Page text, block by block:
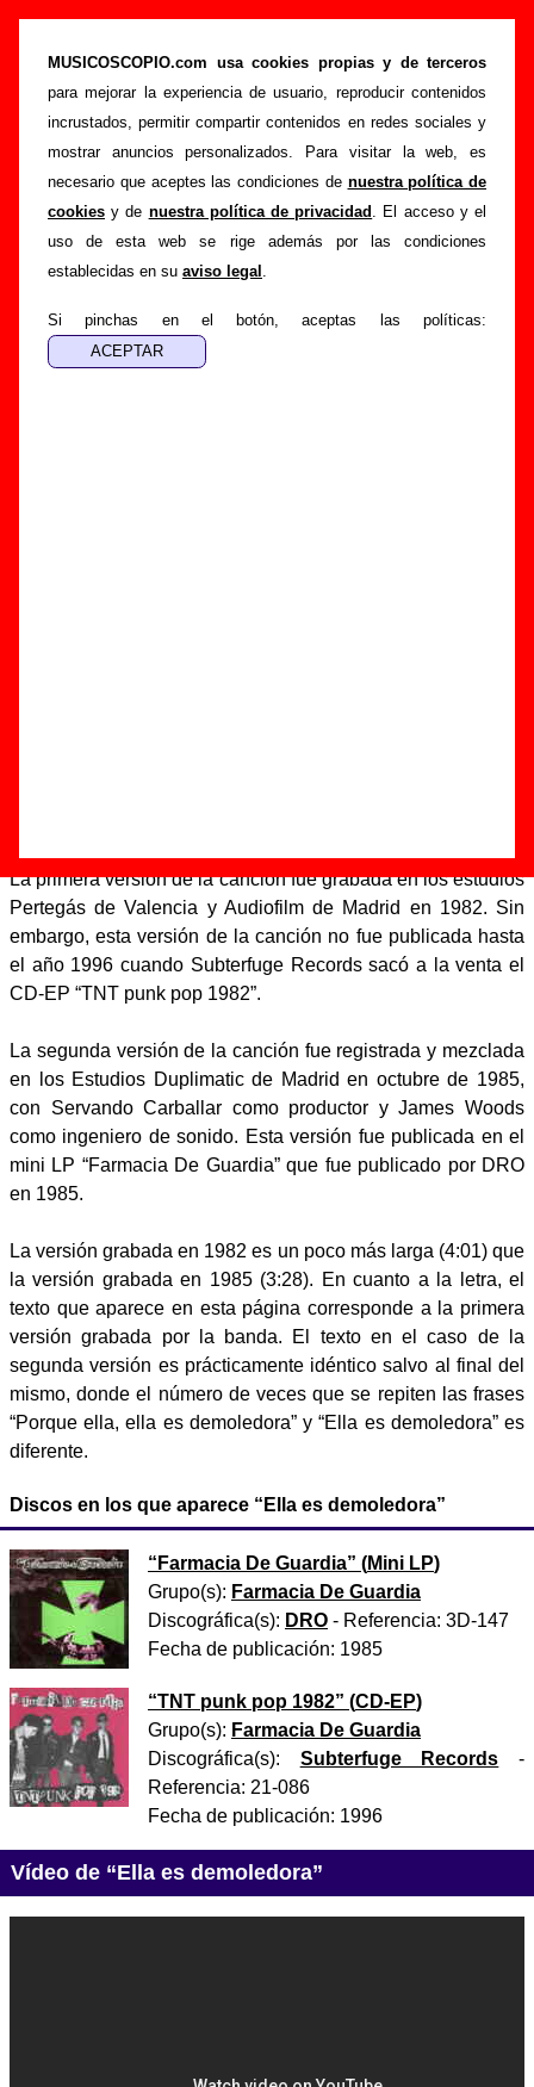
MUSICOSCOPIO.com usa cookies propias y de terceros
para mejorar la experiencia de usuario, reproducir contenidos
incrustados, permitir compartir contenidos en redes sociales y
mostrar anuncios personalizados. Para visitar la web, es
necesario que aceptes las condiciones de nuestra política de
cookies y de nuestra política de privacidad . El acceso y el
uso de esta web se rige además por las condiciones
establecidas en su aviso legal .
Si pinchas en el botón, aceptas las políticas:
“Ella es demoledora”, canción de Farmacia De
Guardia (Letra e información)
Portada >Farmacia De Guardia >Canciones
Ella es demoledora
Esta página pretende recopilar todo tipo de información
sobre lacanción "Ella es demoledora" interpretada por
Farmacia De Guardia
. Además de su letra, también
aparecerá información sobre el autor o los autores, sobre los
discos en los que está incluido este tema, sobre la grabación
del mismo, sobre versiones a cargo de otros grupos... Si
encuentras errores o tienes información adicional, puedes
La primera versión de la canción fue grabada en los estudios
Pertegás de Valencia y Audiofilm de Madrid en 1982. Sin
embargo, esta versión de la canción no fue publicada hasta
el año 1996 cuando Subterfuge Records sacó a la venta el
CD-EP “TNT punk pop 1982”.
La segunda versión de la canción fue registrada y mezclada
en los Estudios Duplimatic de Madrid en octubre de 1985,
con Servando Carballar como productor y James Woods
como ingeniero de sonido. Esta versión fue publicada en el
mini LP “Farmacia De Guardia” que fue publicado por DRO
en 1985.
La versión grabada en 1982 es un poco más larga (4:01) que
la versión grabada en 1985 (3:28). En cuanto a la letra, el
texto que aparece en esta página corresponde a la primera
versión grabada por la banda. El texto en el caso de la
segunda versión es prácticamente idéntico salvo al final del
mismo, donde el número de veces que se repiten las frases
“Porque ella, ella es demoledora” y “Ella es demoledora” es
diferente.
Discos en los que aparece “Ella es demoledora”
“ Farmacia De Guardia” (Mini LP)
Grupo(s): Farmacia De Guardia
Discográfica(s): DRO - Referencia: 3D-147
Fecha de publicación: 1985
“TNT punk pop 1982” (CD-EP)
Grupo(s): Farmacia De Guardia
Discográfica(s): Subterfuge Records -
Referencia: 21-086
Fecha de publicación: 1996
Vídeo de “Ella es demoledora”